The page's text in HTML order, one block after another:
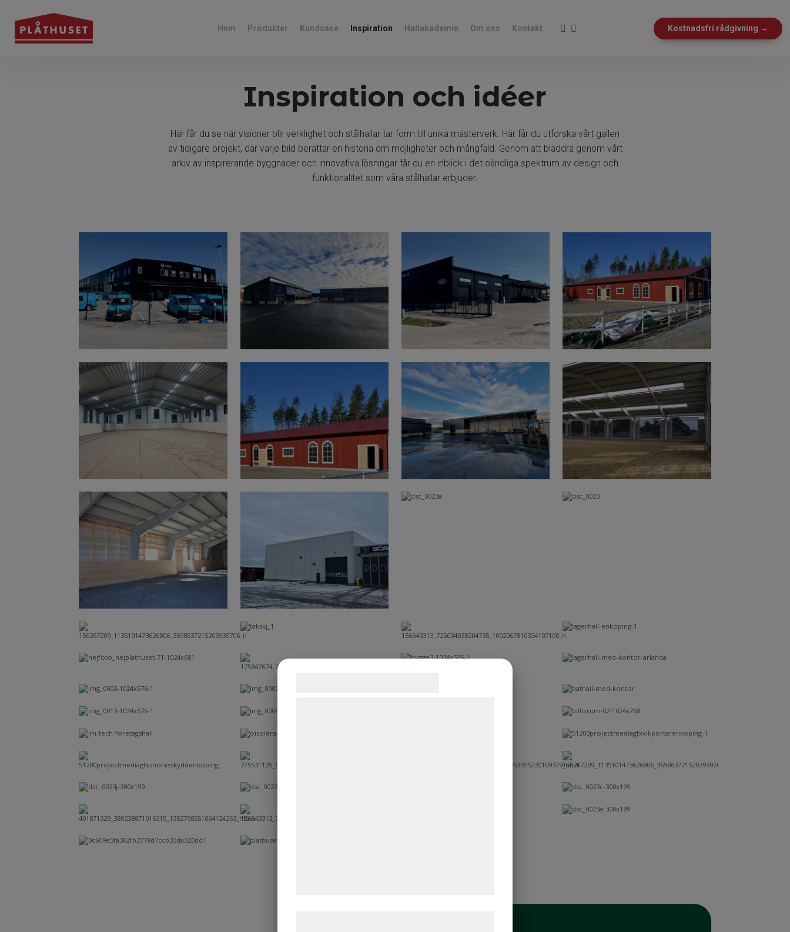
Hem Produkter Kundcase Inspiration Hallakademin Om oss Kontakt Kostnadsfri rådgivning →
Inspiration och idéer
Här får du se när visioner blir verklighet och stålhallar tar form till unika mästerverk. Här får du utforska vårt galleri
av tidigare projekt, där varje bild berättar en historia om möjligheter och mångfald. Genom att bläddra genom vårt
arkiv av inspirerande byggnader och innovativa lösningar får du en inblick i det oändliga spektrum av design och
funktionalitet som våra stålhallar erbjuder.